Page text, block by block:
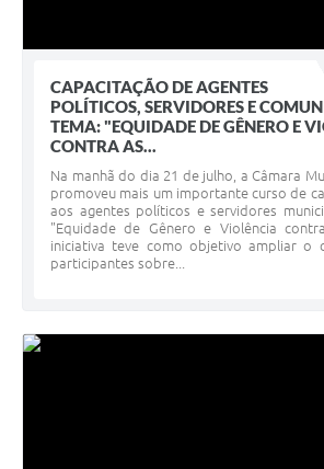
CAPACITAÇÃO DE AGENTES
POLÍTICOS, SERVIDORES E
TEMA: "EQUIDADE DE GÊNERO E
CONTRA AS...
Na manhã do dia 21 de julho, a Câmara
promoveu mais um importante curso de
aos agentes políticos e servidores
"Equidade de Gênero e Violência
iniciativa teve como objetivo ampliar o
participantes sobre...